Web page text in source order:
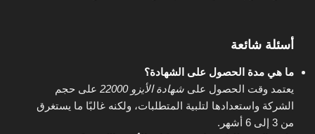
أسئلة شائعة
ما هي مدة الحصول على الشهادة؟
يعتمد وقت الحصول على شهادة الأيزو 22000
على حجم
الشركة واستعدادها لتلبية المتطلبات، ولكنه غالبًا ما يستغرق
من 3 إلى 6 أشهر.